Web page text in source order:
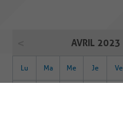
AVRIL 2023
Lu Ma Me Je Ve